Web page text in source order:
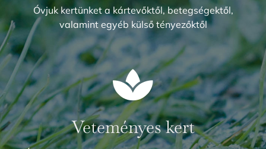
Óvjuk kertünket a kártevőktől, betegségektől,
valamint egyéb külső tényezőktől
Veteményes kert